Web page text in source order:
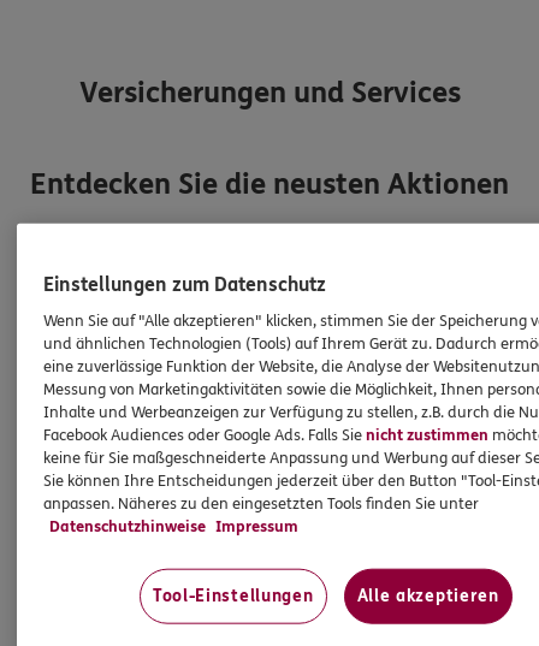
Versicherungen und Services
Entdecken Sie die neusten Aktionen
Startkapital für Kinder, Enkel, Patenkinder
Einstellungen zum Datenschutz
Wenn Sie auf "Alle akzeptieren" klicken, stimmen Sie der Speicherung
und ähnlichen Technologien (Tools) auf Ihrem Gerät zu. Dadurch
eine zuverlässige Funktion der Website, die Analyse der
Messung von Marketingaktivitäten sowie die Möglichkeit, Ihnen
Inhalte und Werbeanzeigen zur Verfügung zu stellen, z.B. durch die
Facebook Audiences oder Google Ads. Falls Sienicht zustimmen
keine für Sie maßgeschneiderte Anpassung und Werbung auf dieser
Sie können Ihre Entscheidungen jederzeit über den Button "Tool-
anpassen. Näheres zu den eingesetzten Tools finden Sie unter
Datenschutzhinweise Impressum
Tool-Einstellungen Alle akzeptieren